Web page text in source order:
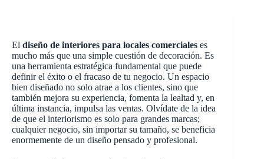
El diseño de interiores para locales comerciales es
mucho más que una simple cuestión de decoración. Es
una herramienta estratégica fundamental que puede
definir el éxito o el fracaso de tu negocio. Un espacio
bien diseñado no solo atrae a los clientes, sino que
también mejora su experiencia, fomenta la lealtad y, en
última instancia, impulsa las ventas. Olvídate de la idea
de que el interiorismo es solo para grandes marcas;
cualquier negocio, sin importar su tamaño, se beneficia
enormemente de un diseño pensado y profesional.